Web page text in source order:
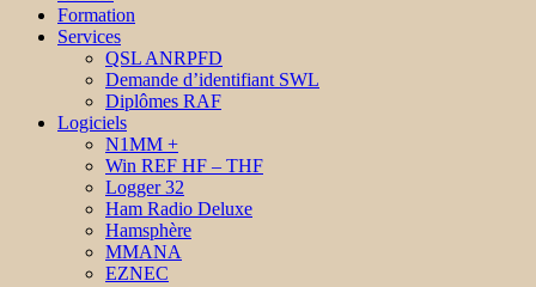
Formation
Services
QSL ANRPFD
Demande d’identifiant SWL
Diplômes RAF
Logiciels
N1MM +
Win REF HF – THF
Logger 32
Ham Radio Deluxe
Hamsphère
MMANA
EZNEC